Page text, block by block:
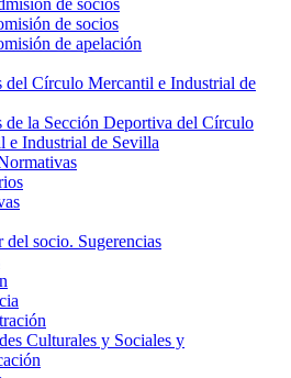
de socios
de socios
de apelación
del Círculo Mercantil e Industrial de
de la Sección Deportiva del Círculo
e Industrial de Sevilla
del socio. Sugerencias
Culturales y Sociales y